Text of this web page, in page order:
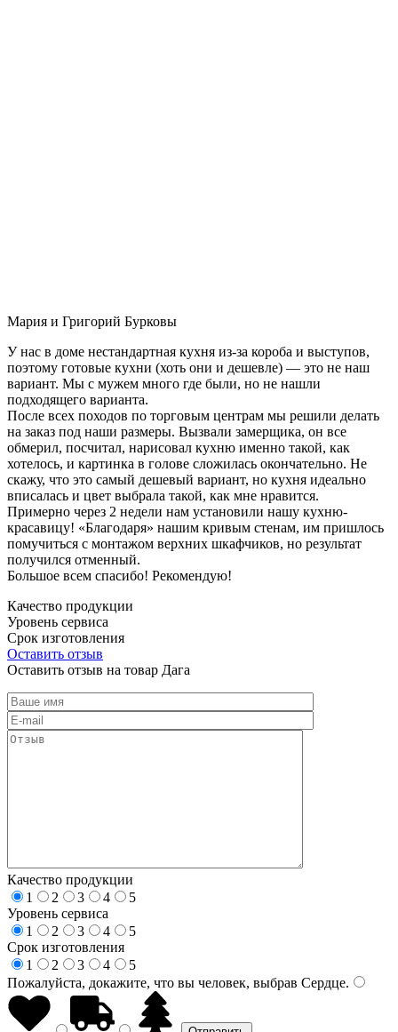
Мария и Григорий Бурковы
У нас в доме нестандартная кухня из-за короба и выступов,
поэтому готовые кухни (хоть они и дешевле) — это не наш
вариант. Мы с мужем много где были, но не нашли
подходящего варианта.
После всех походов по торговым центрам мы решили делать
на заказ под наши размеры. Вызвали замерщика, он все
обмерил, посчитал, нарисовал кухню именно такой, как
хотелось, и картинка в голове сложилась окончательно. Не
скажу, что это самый дешевый вариант, но кухня идеально
вписалась и цвет выбрала такой, как мне нравится.
Примерно через 2 недели нам установили нашу кухню-
красавицу! «Благодаря» нашим кривым стенам, им пришлось
помучиться с монтажом верхних шкафчиков, но результат
получился отменный.
Большое всем спасибо! Рекомендую!
Качество продукции
Уровень сервиса
Срок изготовления
Оставить отзыв
Оставить отзыв на товар Дага
Качество продукции
1
2 3 4
5
Уровень сервиса
1
2 3 4
5
Срок изготовления
1
2 3 4
5
Пожалуйста, докажите, что вы человек, выбрав Сердце.